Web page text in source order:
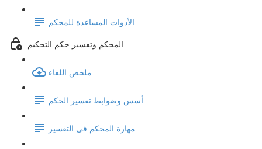
الأدوات المساعدة للمحكم
المحكم وتفسير حكم التحكيم
ملخص اللقاء
أسس وضوابط تفسير الحكم
مهارة المحكم في التفسير